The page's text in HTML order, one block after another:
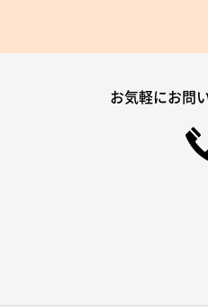
お気軽にお問